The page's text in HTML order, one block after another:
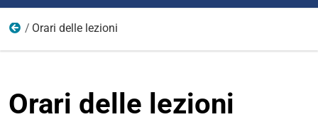
Didattica
Orari delle lezioni
Orari delle lezioni